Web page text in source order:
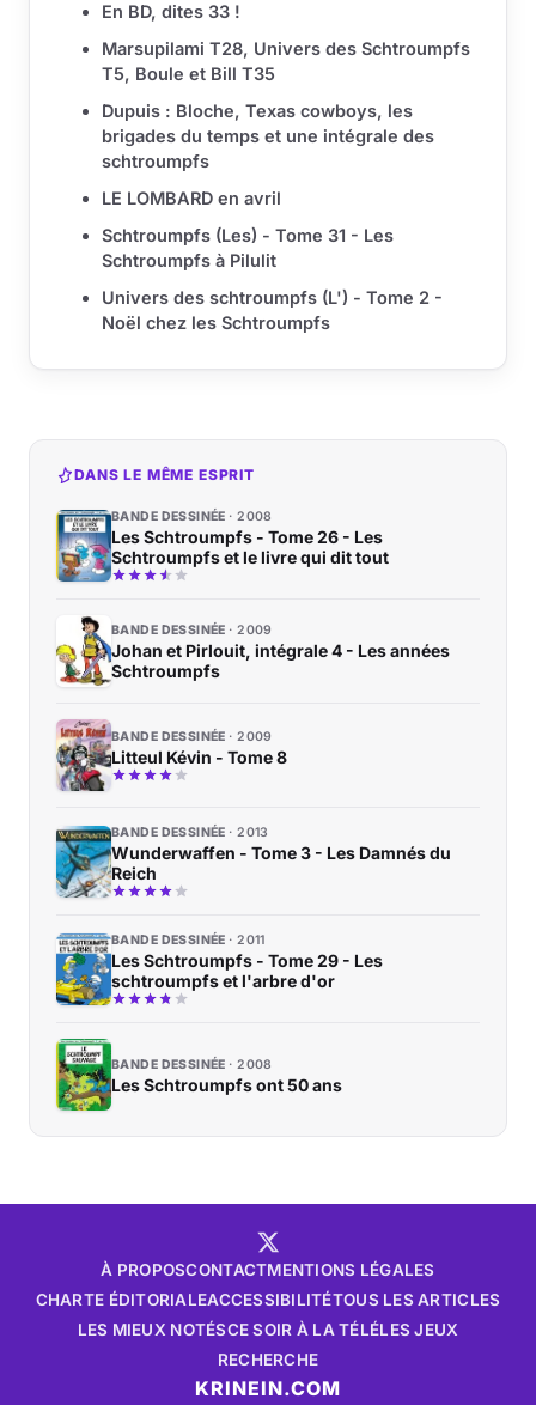
En BD, dites 33 !
Marsupilami T28, Univers des Schtroumpfs
T5, Boule et Bill T35
Dupuis : Bloche, Texas cowboys, les
brigades du temps et une intégrale des
schtroumpfs
LE LOMBARD en avril
Schtroumpfs (Les) - Tome 31 - Les
Schtroumpfs à Pilulit
Univers des schtroumpfs (L') - Tome 2 -
Noël chez les Schtroumpfs
DANS LE MÊME ESPRIT
BANDE DESSINÉE 2008
Les Schtroumpfs - Tome 26 - Les
Schtroumpfs et le livre qui dit tout
BANDE DESSINÉE 2009
Johan et Pirlouit, intégrale 4 - Les années
Schtroumpfs
BANDE DESSINÉE 2009
Litteul Kévin - Tome 8
BANDE DESSINÉE 2013
Wunderwaffen - Tome 3 - Les Damnés du
Reich
BANDE DESSINÉE 2011
Les Schtroumpfs - Tome 29 - Les
schtroumpfs et l'arbre d'or
BANDE DESSINÉE 2008
Les Schtroumpfs ont 50 ans
À PROPOSCONTACTMENTIONS LÉGALES
CHARTE ÉDITORIALEACCESSIBILITÉTOUS LES ARTICLES
LES MIEUX NOTÉSCE SOIR À LA TÉLÉLES JEUX
RECHERCHE
KRINEIN.COM